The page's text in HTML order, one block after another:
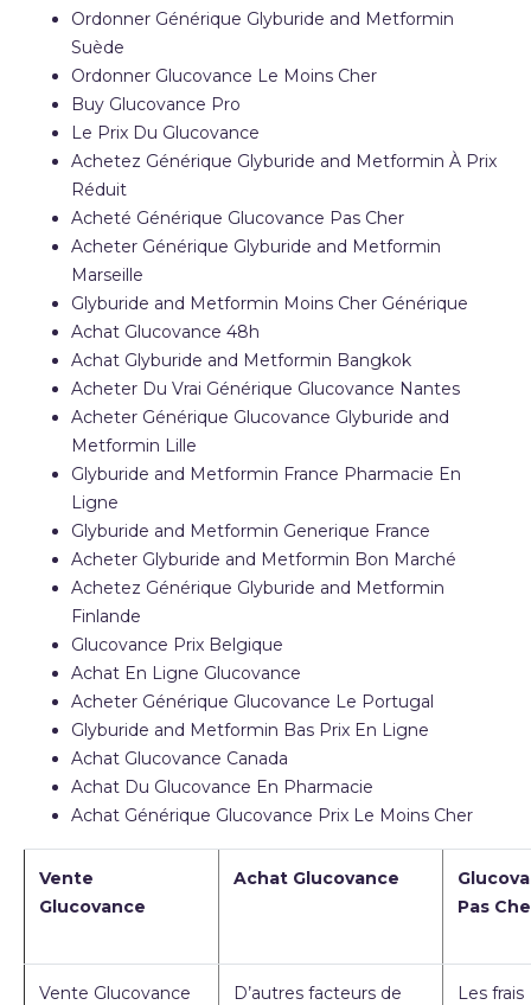
Ordonner Générique Glyburide and Metformin
Suède
Ordonner Glucovance Le Moins Cher
Buy Glucovance Pro
Le Prix Du Glucovance
Achetez Générique Glyburide and Metformin À Prix
Réduit
Acheté Générique Glucovance Pas Cher
Acheter Générique Glyburide and Metformin
Marseille
Glyburide and Metformin Moins Cher Générique
Achat Glucovance 48h
Achat Glyburide and Metformin Bangkok
Acheter Du Vrai Générique Glucovance Nantes
Acheter Générique Glucovance Glyburide and
Metformin Lille
Glyburide and Metformin France Pharmacie En
Ligne
Glyburide and Metformin Generique France
Acheter Glyburide and Metformin Bon Marché
Achetez Générique Glyburide and Metformin
Finlande
Glucovance Prix Belgique
Achat En Ligne Glucovance
Acheter Générique Glucovance Le Portugal
Glyburide and Metformin Bas Prix En Ligne
Achat Glucovance Canada
Achat Du Glucovance En Pharmacie
Achat Générique Glucovance Prix Le Moins Cher
Vente
Glucovance
Achat Glucovance
Pas
Vente Glucovance
D’autres facteurs de
Les frais